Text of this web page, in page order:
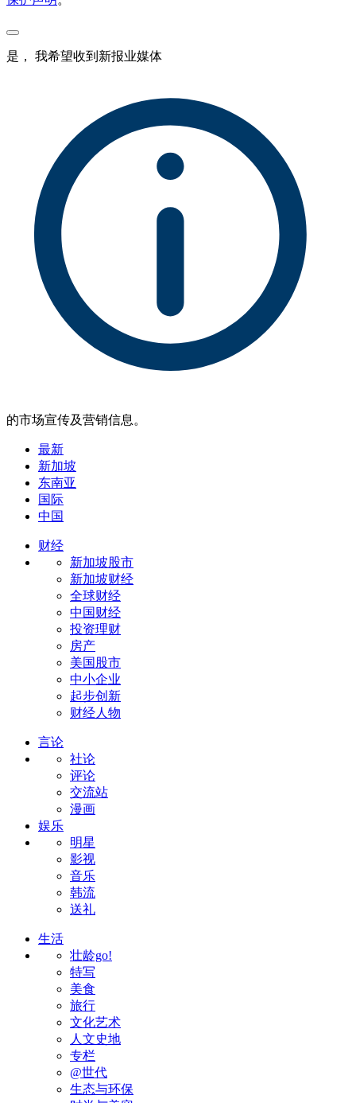
是， 我希望收到新报业媒体
的市场宣传及营销信息。
最新
新加坡
东南亚
国际
中国
财经
新加坡股市
新加坡财经
全球财经
中国财经
投资理财
房产
美国股市
中小企业
起步创新
财经人物
言论
社论
评论
交流站
漫画
娱乐
明星
影视
音乐
韩流
送礼
生活
壮龄go!
特写
美食
旅行
文化艺术
人文史地
专栏
@世代
生态与环保